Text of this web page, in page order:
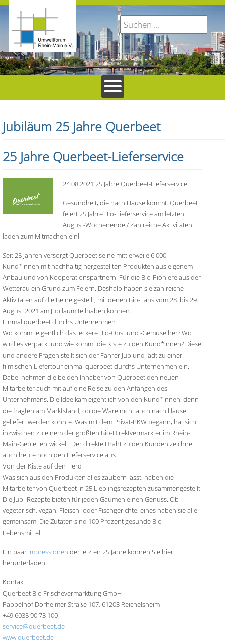
Jubiläum 25 Jahre Querbeet
25 Jahre Querbeet-Lieferservice
24.08.2021 25 Jahre Querbeet-Lieferservice
Gesundheit, die nach Hause kommt. Querbeet
feiert 25 Jahre Bio-Lieferservice am letzten
August-Wochenende / Zahlreiche Aktivitäten
laden zum Mitmachen einl
Seit 25 Jahren versorgt Querbeet seine mittlerweile 6.000
Kund*innen mit nachhaltig hergestellten Produkten aus eigenem
Anbau und von Kooperationspartnern. Für die Bio-Pioniere aus der
Wetterau ein Grund zum Feiern. Deshalb haben sie zahlreiche
Aktivitäten auf die Beine gestellt, mit denen Bio-Fans vom 28. bis 29.
August 2021 am Jubiläum teilhaben können.
Einmal querbeet durchs Unternehmen
Wo kommt eigentlich das leckere Bio-Obst und -Gemüse her? Wo
wird es verpackt und wie kommt die Kiste zu den Kund*innen? Diese
und andere Fragen stellt sich der Fahrer Jub und lädt zu einer
filmischen Liefertour einmal querbeet durchs Unternehmen ein.
Dabei nehmen die beiden Inhaber von Querbeet den neuen
Mitarbeiter auch mit auf eine Reise zu den Anfängen des
Unternehmens. Die Idee kam eigentlich von den Kund*innen, denn
die fragten am Marktstand, ob die Ware nicht auch nach Hause
geliefert werden könnte. Was mit dem Privat-PKW begann, hat sich
inzwischen zu einem der größten Bio-Direktvermarkter im Rhein-
Main-Gebiet entwickelt. Der direkte Draht zu den Kunden zeichnet
auch heute noch den Lieferservice aus.
Von der Kiste auf den Herd
Was sich aus den Produkten alles zaubern lässt, haben die
Mitarbeiter von Querbeet in 25 Lieblingsrezepten zusammengestellt.
Die Jubi-Rezepte bieten für jeden Gaumen einen Genuss. Ob
vegetarisch, vegan, Fleisch- oder Fischgerichte, eines haben sie alle
gemeinsam: Die Zutaten sind 100 Prozent gesunde Bio-
Lebensmittel.
Ein paar Impressionen der letzten 25 Jahre können Sie hier
herunterladen.
Kontakt:
Querbeet Bio Frischevermarktung GmbH
Pappelhof Dorheimer Straße 107, 61203 Reichelsheim
+49 6035 90 73 100
service@querbeet.de
www.querbeet.de